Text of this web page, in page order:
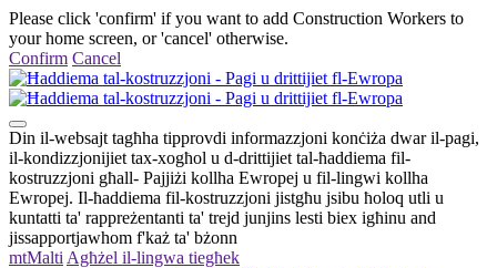
Please click 'confirm' if you want to add Construction Workers to
your home screen, or 'cancel' otherwise.
Confirm Cancel
Din il-websajt tagħha tipprovdi informazzjoni konċiża dwar il-pagi,
il-kondizzjonijiet tax-xogħol u d-drittijiet tal-ħaddiema fil-
kostruzzjoni għall- Pajjiżi kollha Ewropej u fil-lingwi kollha
Ewropej. Il-ħaddiema fil-kostruzzjoni jistgħu jsibu ħoloq utli u
kuntatti ta' rappreżentanti ta' trejd junjins lesti biex igħinu and
jissapportjawhom f'każ ta' bżonn
mtMalti Agħżel il-lingwa tiegħek